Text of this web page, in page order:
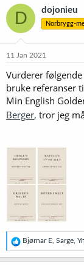
k
s
j
o
e
:
D dojonieu
Norbrygg-
11 Jan 2021
Vurderer
bruke referanser
Min English
Berger, tror jeg
R
e
a
Bjørnar E Sarge